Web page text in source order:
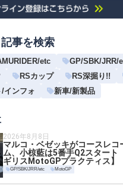
事を検索
etc GP/SBK/JRR/
RSカップ RS深掘り!!
インフォ
新車/新製品
2026年8月8日
マルコ・ベゼッキがコースレコ
ム、小椋藍は5番手Q2スタート
ギリスMotoGPプラクティス】
GP/SBK/JRR/etc MotoGP